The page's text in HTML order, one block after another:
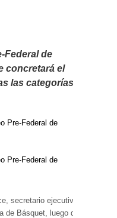
Federal de
concretará el
las categorías
secretario ejecutivo
de Básquet, luego de